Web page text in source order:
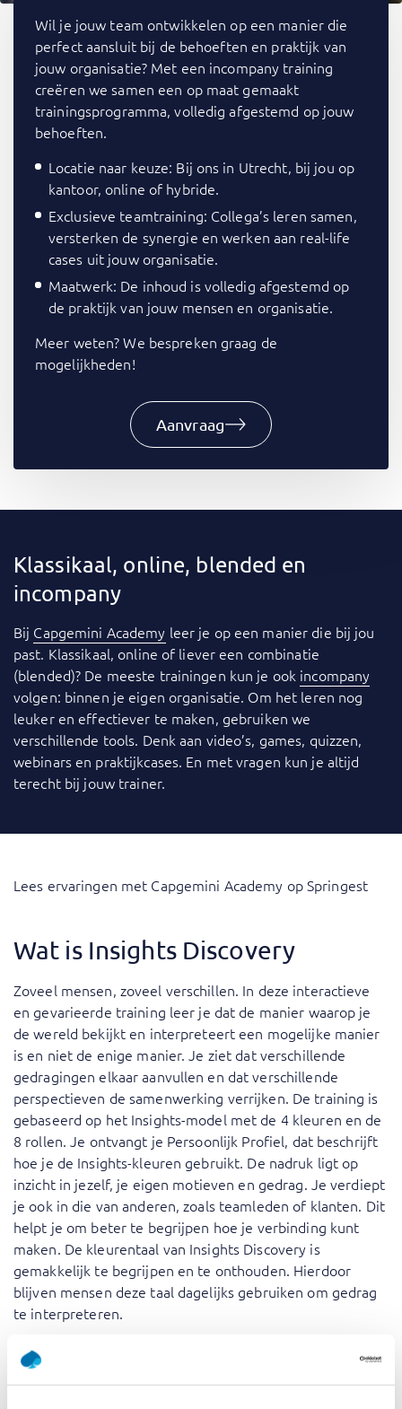
Wil je jouw team ontwikkelen op een manier die
perfect aansluit bij de behoeften en praktijk van
jouw organisatie? Met een incompany training
creëren we samen een op maat gemaakt
trainingsprogramma, volledig afgestemd op jouw
behoeften.
Locatie naar keuze: Bij ons in Utrecht, bij jou op
kantoor, online of hybride.
Exclusieve teamtraining: Collega’s leren samen,
versterken de synergie en werken aan real-life
cases uit jouw organisatie.
Maatwerk: De inhoud is volledig afgestemd op
de praktijk van jouw mensen en organisatie.
Meer weten? We bespreken graag de
mogelijkheden!
Aanvraag
Klassikaal, online, blended en
incompany
Bij Capgemini Academy leer je op een manier die bij jou
past. Klassikaal, online of liever een combinatie
(blended)? De meeste trainingen kun je ook incompany
volgen: binnen je eigen organisatie. Om het leren nog
leuker en effectiever te maken, gebruiken we
verschillende tools. Denk aan video’s, games, quizzen,
webinars en praktijkcases. En met vragen kun je altijd
terecht bij jouw trainer.
Lees ervaringen met Capgemini Academy op Springest
Wat is Insights Discovery
Zoveel mensen, zoveel verschillen. In deze interactieve
en gevarieerde training leer je dat de manier waarop je
de wereld bekijkt en interpreteert een mogelijke manier
is en niet de enige manier. Je ziet dat verschillende
gedragingen elkaar aanvullen en dat verschillende
perspectieven de samenwerking verrijken. De training is
gebaseerd op het Insights-model met de 4 kleuren en de
8 rollen. Je ontvangt je Persoonlijk Profiel, dat beschrijft
hoe je de Insights-kleuren gebruikt. De nadruk ligt op
inzicht in jezelf, je eigen motieven en gedrag. Je verdiept
je ook in die van anderen, zoals teamleden of klanten. Dit
helpt je om beter te begrijpen hoe je verbinding kunt
maken. De kleurentaal van Insights Discovery is
gemakkelijk te begrijpen en te onthouden. Hierdoor
blijven mensen deze taal dagelijks gebruiken om gedrag
te interpreteren.
De Insights Discovery training biedt een unieke kans om
jezelf en anderen beter te begrijpen. Door het verkennen
van het Insights-model met de 4 kleuren en 8 rollen, krijg